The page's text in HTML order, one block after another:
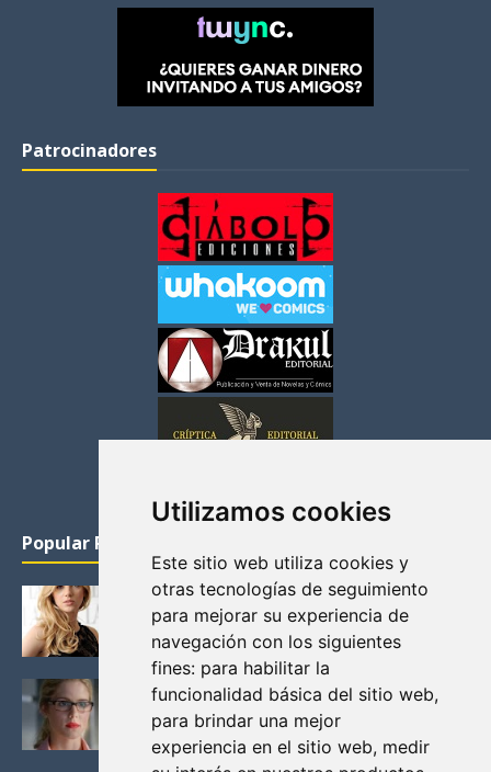
Utilizamos cookies
Este sitio web utiliza cookies y
otras tecnologías de seguimiento
para mejorar su experiencia de
navegación con los siguientes
fines: para habilitar la
funcionalidad básica del sitio web,
para brindar una mejor
experiencia en el sitio web, medir
Patrocinadores
Popular Posts
KATHERYN WINNICK: LA ACTRIZ MAS GUAPA DE
VIKINGOS
Junio 14, 2013
FELICITY (EMILY BETT RICKARDS), LAS FOTOS
MAS BONITAS DE LA ALIADA DE ARROW
Noviembre 30, 2013